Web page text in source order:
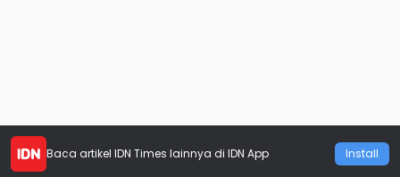
Baca artikel IDN Times lainnya di IDN App Install